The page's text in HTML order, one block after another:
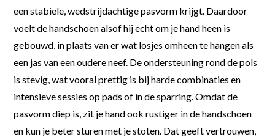
een stabiele, wedstrijdachtige pasvorm krijgt. Daardoor
voelt de handschoen alsof hij echt om je hand heen is
gebouwd, in plaats van er wat losjes omheen te hangen als
een jas van een oudere neef. De ondersteuning rond de pols
is stevig, wat vooral prettig is bij harde combinaties en
intensieve sessies op pads of in de sparring. Omdat de
pasvorm diep is, zit je hand ook rustiger in de handschoen
en kun je beter sturen met je stoten. Dat geeft vertrouwen,